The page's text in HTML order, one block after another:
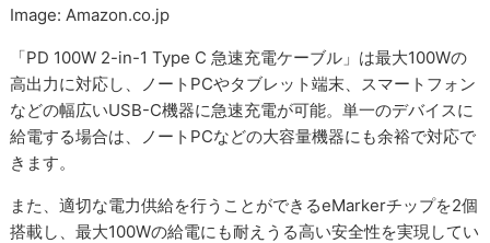
Image: Amazon.co.jp
「PD 100W 2-in-1 Type C 急速充電ケーブル」は最大100Wの
高出力に対応し、ノートPCやタブレット端末、スマートフォン
などの幅広いUSB-C機器に急速充電が可能。単一のデバイスに
給電する場合は、ノートPCなどの大容量機器にも余裕で対応で
きます。
また、適切な電力供給を行うことができるeMarkerチップを2個
搭載し、最大100Wの給電にも耐えうる高い安全性を実現してい